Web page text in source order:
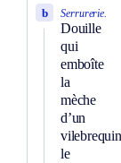
Serrurerie.
Douille
qui
emboîte
la
mèche
d’un
le
b